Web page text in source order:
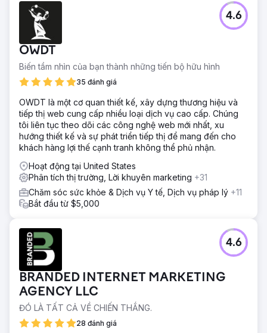
OWDT
Biến tầm nhìn của bạn thành những tiến bộ hữu hình
35 đánh giá
4.6
OWDT là một cơ quan thiết kế, xây dựng thương hiệu và
tiếp thị web cung cấp nhiều loại dịch vụ cao cấp. Chúng
tôi liên tục theo dõi các công nghệ web mới nhất, xu
hướng thiết kế và sự phát triển tiếp thị để mang đến cho
khách hàng lợi thế cạnh tranh không thể phủ nhận.
Hoạt động tại United States
Phân tích thị trường, Lời khuyên marketing +31
Chăm sóc sức khỏe & Dịch vụ Y tế, Dịch vụ pháp lý +11
Bắt đầu từ $5,000
BRANDED INTERNET MARKETING
AGENCY LLC
ĐÓ LÀ TẤT CẢ VỀ CHIẾN THẮNG.
28 đánh giá
4.6